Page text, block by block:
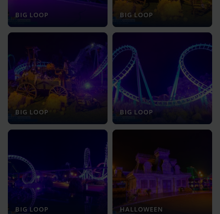
BIG LOOP BIG LOOP
BIG LOOP BIG LOOP
BIG LOOP HALLOWEEN